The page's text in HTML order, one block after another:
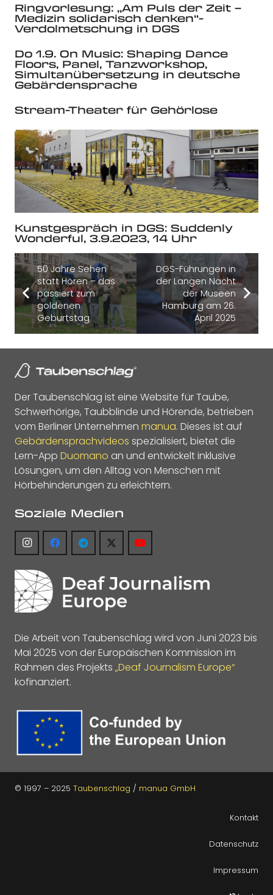
Ringvorlesung: „Am Puls der Zeit –
Medizin solidarisch denken“-
Verdolmetschung in DGS
Do 1.9. On Music: Shaping Dance
Floors, Panel, Tanzworkshop,
Simultanübersetzung in deutsche
Gebärdensprache
Stream-Theater für Gehörlose
Kunstgespräch in DGS: Suddenly
Wonderful, 3.9.2023, 14 Uhr
50 Jahre Sehen
statt Hören – das
passiert zum
goldenen
Geburtstag
DGS-Führungen in
der Langen Nacht
der Museen
Hamburg am 26.
April 2025
Der Taubenschlag ist eine Website für Taube,
Schwerhörige, Taubblinde und Hörende, betrieben
vom Berliner Unternehmen manua. Dieses ist auf
Gebärdensprachvideos spezialisiert, bietet die
Lern-App Duomano an und entwickelt inklusive
Lösungen, um den Alltag von Menschen mit
Hörbehinderungen zu erleichtern.
Soziale Medien
Die Arbeit von Taubenschlag wird von Juni 2023 bis
Mai 2025 von der Europäischen Kommission im
Rahmen des Projekts „Deaf Journalism Europe“
kofinanziert.
© 1997 – 2025 Taubenschlag / manua GmbH
Kontakt
Datenschutz
Impressum